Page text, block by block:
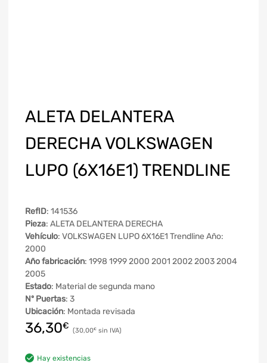
ALETA DELANTERA
DERECHA VOLKSWAGEN
LUPO (6X16E1) TRENDLINE
RefID: 141536
Pieza: ALETA DELANTERA DERECHA
Vehículo: VOLKSWAGEN LUPO 6X16E1 Trendline Año:
2000
Año fabricación: 1998 1999 2000 2001 2002 2003 2004
2005
Estado: Material de segunda mano
Nº Puertas: 3
Ubicación: Montada revisada
36,30€ 30,00€
Hay existencias